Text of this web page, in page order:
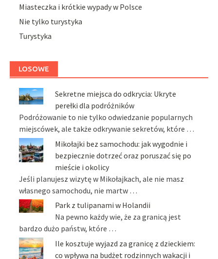
Miasteczka i krótkie wypady w Polsce
Nie tylko turystyka
Turystyka
LOSOWE
Sekretne miejsca do odkrycia: Ukryte
perełki dla podróżników
Podróżowanie to nie tylko odwiedzanie popularnych
miejscówek, ale także odkrywanie sekretów, które …
Mikołajki bez samochodu: jak wygodnie i
bezpiecznie dotrzeć oraz poruszać się po
mieście i okolicy
Jeśli planujesz wizytę w Mikołajkach, ale nie masz
własnego samochodu, nie martw …
Park z tulipanami w Holandii
Na pewno każdy wie, że za granicą jest
bardzo dużo państw, które …
Ile kosztuje wyjazd za granicę z dzieckiem:
co wpływa na budżet rodzinnych wakacji i